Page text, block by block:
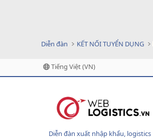
Diễn đàn KẾT NỐI TUYỂN DỤNG
Tiếng Việt (VN)
Diễn đàn xuất nhập khẩu, logistics